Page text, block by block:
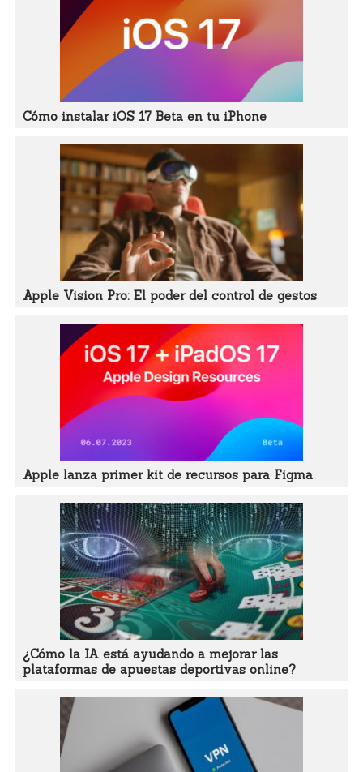
Cómo instalar iOS 17 Beta en tu iPhone
Apple Vision Pro: El poder del control de gestos
Apple lanza primer kit de recursos para Figma
¿Cómo la IA está ayudando a mejorar las
plataformas de apuestas deportivas online?